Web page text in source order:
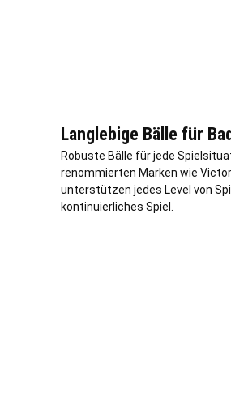
Langlebige Bälle für
Robuste Bälle für jede
renommierten Marken wie Victor
unterstützen jedes Level von
kontinuierliches Spiel.